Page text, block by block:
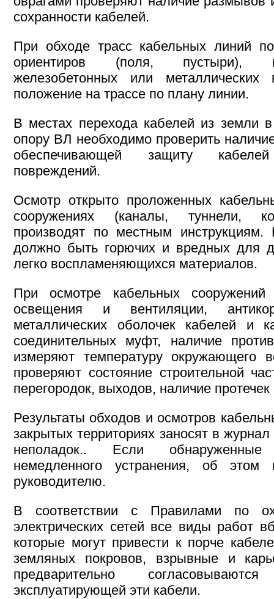
сохранности кабелей.
При обходе трасс кабельных линий
ориентиров (поля, пустыри),
железобетонных или
положение на трассе по плану линии.
В местах перехода кабелей из земли
опору ВЛ необходимо проверить
обеспечивающей защиту
повреждений.
Осмотр открыто проложенных
сооружениях (каналы, туннели,
производят по местным инструкциям.
должно быть горючих и вредных для
легко воспламеняющихся материалов.
При осмотре кабельных сооружений
освещения и вентиляции,
металлических оболочек кабелей и
соединительных муфт, наличие
измеряют температуру окружающего
проверяют состояние строительной
перегородок, выходов, наличие
Результаты обходов и осмотров
закрытых территориях заносят в
неполадок.. Если
немедленного устранения, об этом
руководителю.
В соответствии с Правилами по
электрических сетей все виды работ
которые могут привести к порче
земляных покровов, взрывные и
предварительно
эксплуатирующей эти кабели.